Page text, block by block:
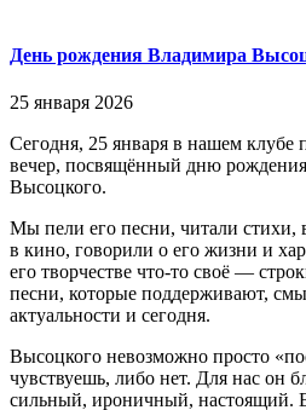
День рождения Владимира
25 января 2026
Сегодня, 25 января в нашем
вечер, посвящённый дню
Высоцкого.
Мы пели его песни, читали
в кино, говорили о его жизни и
его творчестве что-то своё —
песни, которые поддерживают,
актуальности и сегодня.
Высоцкого невозможно просто
чувствуешь, либо нет. Для нас он
сильный, ироничный, настоящий.